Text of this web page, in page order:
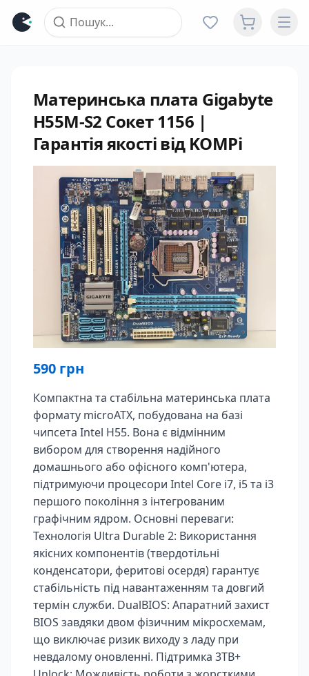
Материнська плата Gigabyte
H55M-S2 Сокет 1156 |
Гарантія якості від KOMPi
590 грн
Компактна та стабільна материнська плата
формату microATX, побудована на базі
чипсета Intel H55. Вона є відмінним
вибором для створення надійного
домашнього або офісного комп'ютера,
підтримуючи процесори Intel Core i7, i5 та i3
першого покоління з інтегрованим
графічним ядром. Основні переваги:
Технологія Ultra Durable 2: Використання
якісних компонентів (твердотільні
конденсатори, феритові осердя) гарантує
стабільність під навантаженням та довгий
термін служби. DualBIOS: Апаратний захист
BIOS завдяки двом фізичним мікросхемам,
що виключає ризик виходу з ладу при
невдалому оновленні. Підтримка 3TB+